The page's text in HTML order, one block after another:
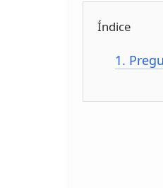
Índice
1.